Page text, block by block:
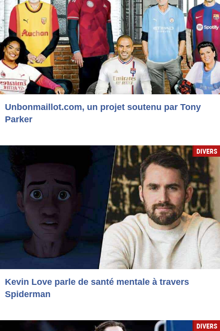
Unbonmaillot.com, un projet soutenu par Tony
Parker
DIVERS
Kevin Love parle de santé mentale à travers
Spiderman
DIVERS